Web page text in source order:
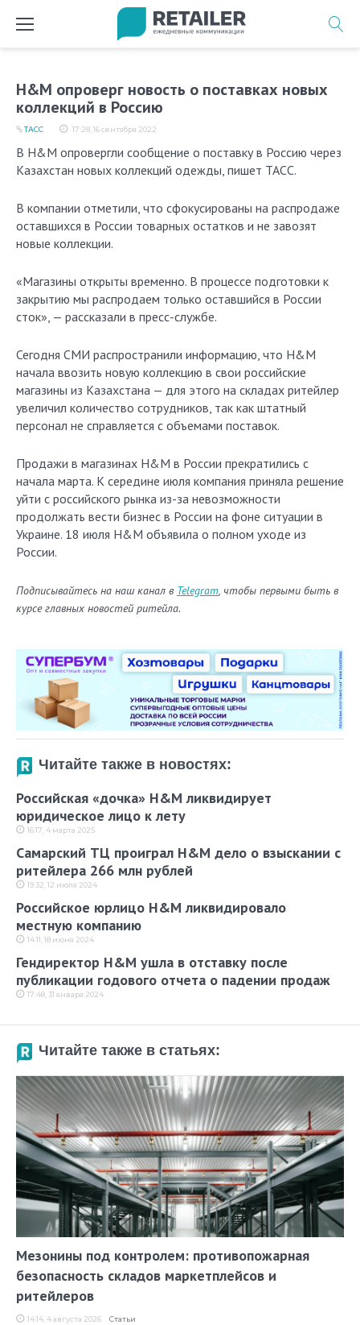
H&M опроверг новость о поставках новых
коллекций в Россию
17:28, 16 сентября 2022
ТАСС
В H&M опровергли сообщение о поставку в Россию через
Казахстан новых коллекций одежды, пишет ТАСС.
В компании отметили, что сфокусированы на распродаже
оставшихся в России товарных остатков и не завозят
новые коллекции.
«Магазины открыты временно. В процессе подготовки к
закрытию мы распродаем только оставшийся в России
сток», — рассказали в пресс-службе.
Сегодня СМИ распространили информацию, что H&M
начала ввозить новую коллекцию в свои российские
магазины из Казахстана — для этого на складах ритейлер
увеличил количество сотрудников, так как штатный
персонал не справляется с объемами поставок.
Продажи в магазинах H&M в России прекратились с
начала марта. К середине июля компания приняла решение
уйти с российского рынка из-за невозможности
продолжать вести бизнес в России на фоне ситуации в
Украине. 18 июля H&M объявила о полном уходе из
России.
Подписывайтесь на наш канал в Telegram, чтобы первыми быть в
курсе главных новостей ритейла.
Читайте также в новостях:
Российская «дочка» H&M ликвидирует
юридическое лицо к лету
16:17, 4 марта 2025
Самарский ТЦ проиграл H&M дело о взыскании с
ритейлера 266 млн рублей
19:32, 12 июля 2024
Российское юрлицо H&M ликвидировало
местную компанию
14:11, 18 июня 2024
Гендиректор H&M ушла в отставку после
публикации годового отчета о падении продаж
17:48, 31 января 2024
Читайте также в статьях:
Мезонины под контролем: противопожарная
безопасность складов маркетплейсов и
ритейлеров
14:14, 4 августа 2026 Статьи